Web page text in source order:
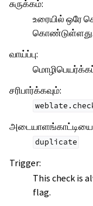
சுருக்கம்:
உரையில் ஒரே
கொண்டுள்ளது.
வாய்ப்பு:
சரிபார்க்கவும்:
அடையாளங்காட்டியை
duplicate
Trigger:
This check is
flag.